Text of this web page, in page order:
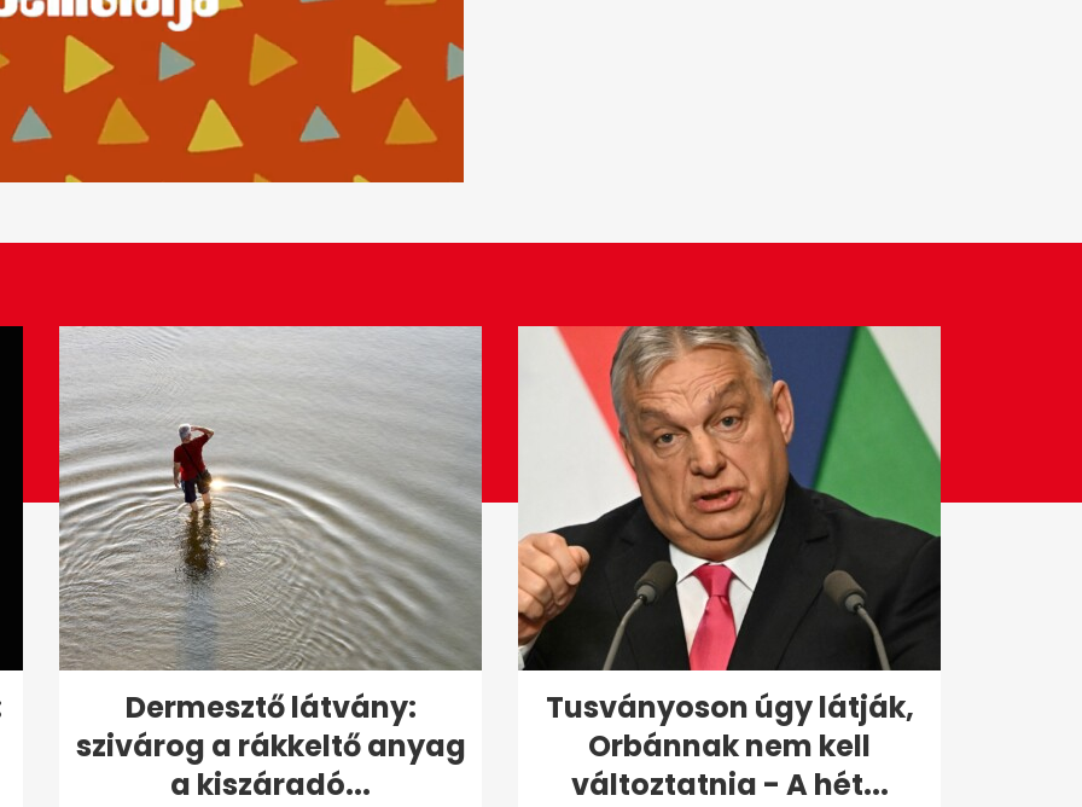
Dermesztő látvány:
szivárog a rákkeltő anyag
a kiszáradó...
Tusványoson úgy látják,
Orbánnak nem kell
változtatnia - A hét...